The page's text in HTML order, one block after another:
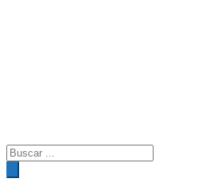
Búsqueda
de
productos